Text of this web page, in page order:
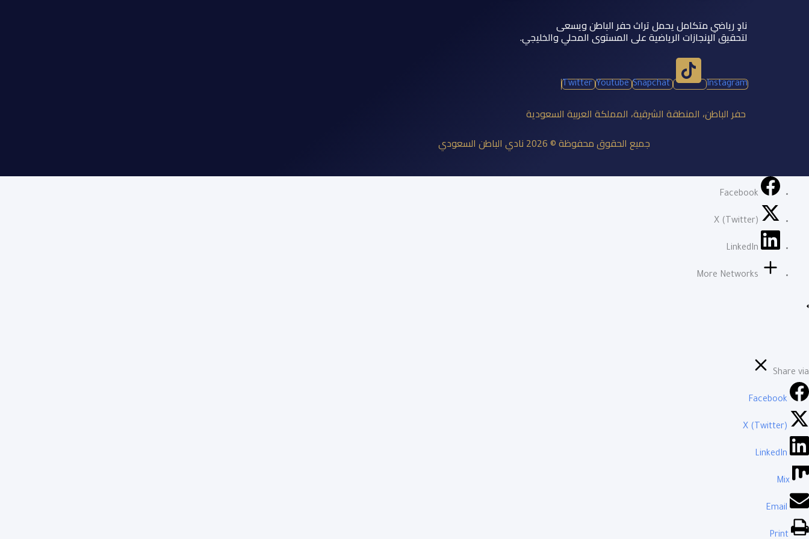
نادٍ رياضي متكامل يحمل تراث حفر الباطن ويسعى
لتحقيق الإنجازات الرياضية على المستوى المحلي والخليجي.
Twitter Youtube Snapchat Instagram
حفر الباطن، المنطقة الشرقية، المملكة العربية السعودية
جميع الحقوق محفوظة © 2026 نادي الباطن السعودي
Facebook
X (Twitter)
LinkedIn
More Networks
Share via
Facebook
X (Twitter)
LinkedIn
Mix
Email
Print